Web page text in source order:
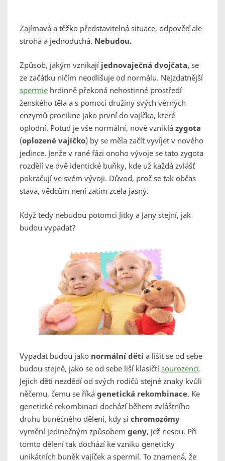
Zajímavá a těžko představitelná situace, odpověď ale
strohá a jednoduchá. Nebudou.
Způsob, jakým vznikají jednovaječná dvojčata, se
ze začátku ničím neodlišuje od normálu. Nejzdatnější
spermie hrdinně překoná nehostinné prostředí
ženského těla a s pomocí družiny svých věrných
enzymů pronikne jako první do vajíčka, které
oplodní. Potud je vše normální, nově vzniklá zygota
(oplozené vajíčko) by se měla začít vyvíjet v nového
jedince. Jenže v rané fázi onoho vývoje se tato zygota
rozdělí ve dvě identické buňky, kde už každá zvlášť
pokračují ve svém vývoji. Důvod, proč se tak občas
stává, vědcům není zatím zcela jasný.
Když tedy nebudou potomci Jitky a Jany stejní, jak
budou vypadat?
Vypadat budou jako normální děti a lišit se od sebe
budou stejně, jako se od sebe liší klasičtí sourozenci.
Jejich děti nezdědí od svých rodičů stejné znaky kvůli
něčemu, čemu se říká genetická rekombinace. Ke
genetické rekombinaci dochází během zvláštního
druhu buněčného dělení, kdy si chromozómy
vymění jedinečným způsobem geny, jež nesou. Při
tomto dělení tak dochází ke vzniku geneticky
unikátních buněk vajíček a spermií. To znamená, že